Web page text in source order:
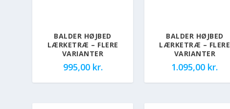
BALDER HØJBED
LÆRKETRÆ – FLERE
VARIANTER
995,00 kr.
BALDER HØJBED
LÆRKETRÆ – FLERE
VARIANTER
1.095,00 kr.